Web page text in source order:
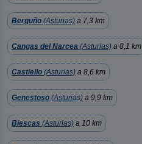
Berguño (Asturias) a 7,3 km
Cangas del Narcea (Asturias) a 8,1 km
Castiello (Asturias) a 8,6 km
Genestoso (Asturias) a 9,9 km
Biescas (Asturias) a 10 km